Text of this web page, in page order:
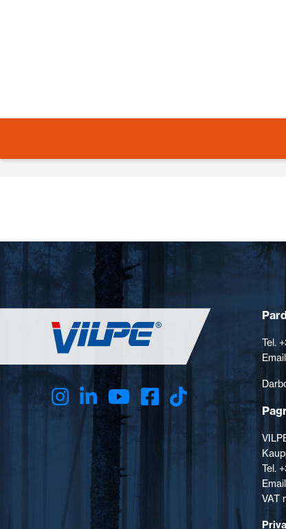
Tel.
Tel.
VAT